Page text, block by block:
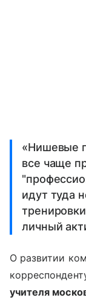
«Нишевые
все чаще
идут туда
личный
О развитии
учителя